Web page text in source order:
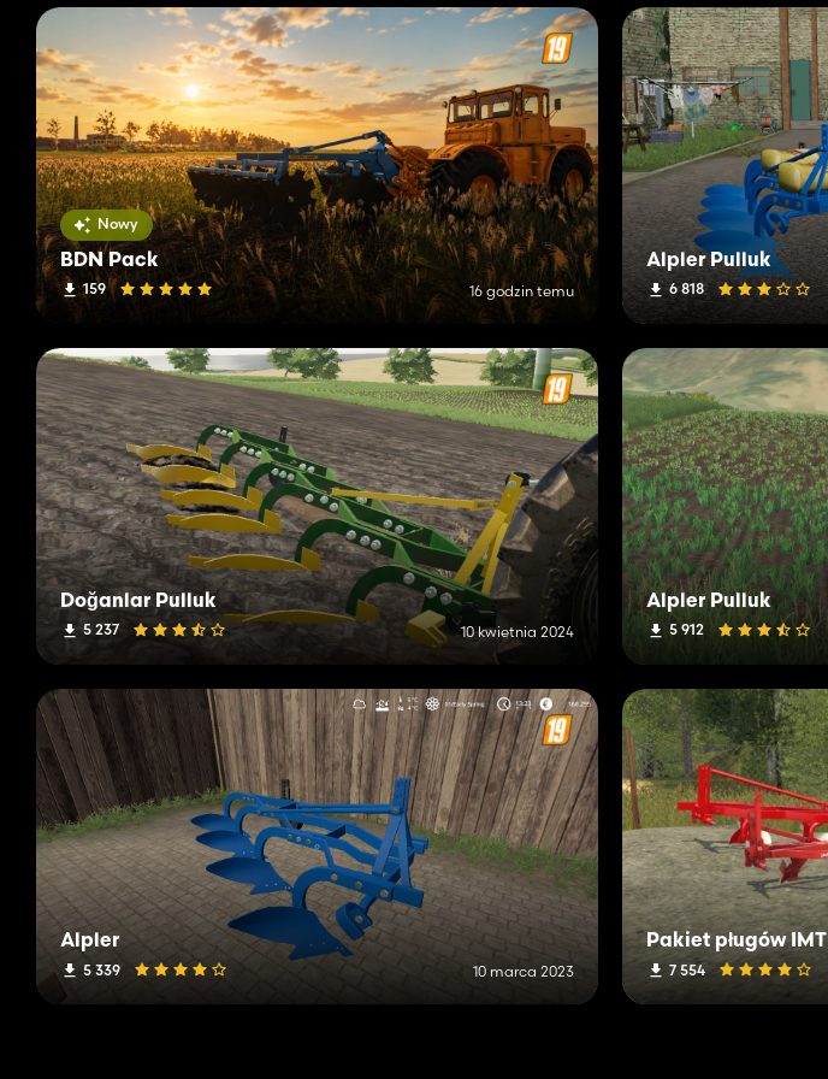
Nowy
BDN Pack
159 16 godzin temu
Alpler Pulluk
6 818
Doğanlar Pulluk
5 237 10 kwietnia 2024
Alpler Pulluk
5 912
Alpler
5 339 10 marca 2023
Pakiet pługów IMT
7 554